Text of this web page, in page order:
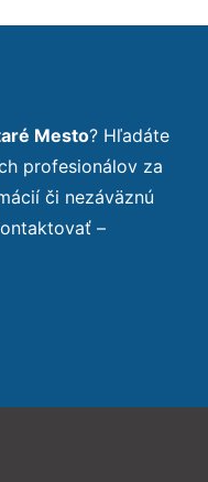
Mesto? Hľadáte
profesionálov za
či nezáväznú
–